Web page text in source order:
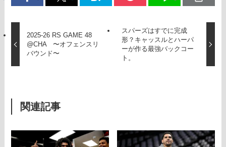
2025-26 RS GAME 48
@CHA 〜オフェンスリ
バウンド〜
スパーズはすでに完成
形？キャッスルとハーパ
ーが作る最強バックコー
ト。
関連記事